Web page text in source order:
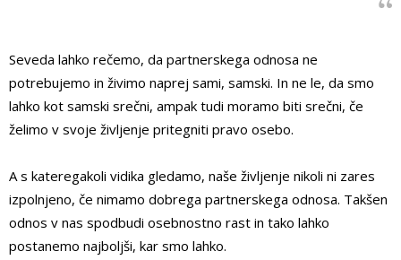
Seveda lahko rečemo, da partnerskega odnosa ne
potrebujemo in živimo naprej sami, samski. In ne le, da smo
lahko kot samski srečni, ampak tudi moramo biti srečni, če
želimo v svoje življenje pritegniti pravo osebo.
A s kateregakoli vidika gledamo, naše življenje nikoli ni zares
izpolnjeno, če nimamo dobrega partnerskega odnosa. Takšen
odnos v nas spodbudi osebnostno rast in tako lahko
postanemo najboljši, kar smo lahko.